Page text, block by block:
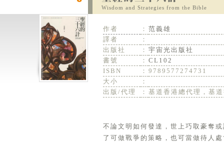
Wisdom and Strategies from the Bible
作者 ： 范義雄
譯者
：
出版社
： 宇宙光出版社
書號
： CL102
ISBN
： 9789577274731
大小
：
出版/代理
： 基道香港總代理，基
不論文明如何發達，世上巧取豪奪
了可做戰爭的策略，也可當做待人